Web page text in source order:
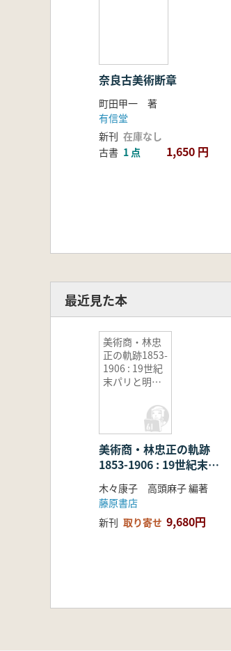
奈良古美術断章
町田甲一 著
有信堂
新刊 在庫なし
古書 1 点 1,650 円
最近見た本
美術商・林忠
正の軌跡1853-
1906 : 19世紀
末パリと明治
美術商・林忠正の軌跡
1853-1906 : 19世紀末パ
リと明治日本とに引き裂
かれて
木々康子 高頭麻子 編著
藤原書店
新刊 取り寄せ 9,680円